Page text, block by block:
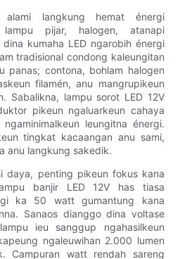
alami langkung hemat énergi
lampu pijar, halogen, atanapi
kumaha LED ngarobih énergi
tradisional condong kaleungitan
panas; contona, bohlam halogen
filamén, anu mangrupikeun
Sabalikna, lampu sorot LED 12V
pikeun ngaluarkeun cahaya
leungitna énergi.
tingkat kacaangan anu sami,
anu langkung sakedik.
daya, penting pikeun fokus kana
banjir LED 12V has tiasa
ka 50 watt gumantung kana
Sanaos dianggo dina voltase
ieu sanggup ngahasilkeun
ngaleuwihan 2.000 lumen
Campuran watt rendah sareng